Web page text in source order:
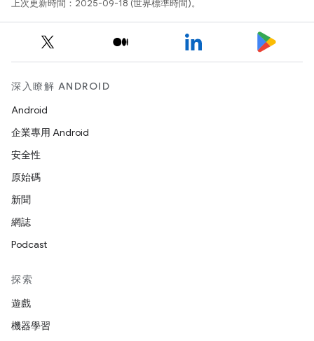
上次更新時間：2025-09-18 (世界標準時間)。
深入瞭解 ANDROID
Android
企業專用 Android
安全性
原始碼
新聞
網誌
Podcast
探索
遊戲
機器學習